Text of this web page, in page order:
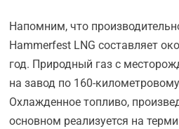
Напомним, что
Hammerfest LNG составляет
год. Природный газ с
на завод по 160-
Охлажденное топливо,
основном реализуется на